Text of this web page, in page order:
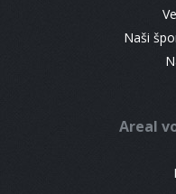
Naši
Areal